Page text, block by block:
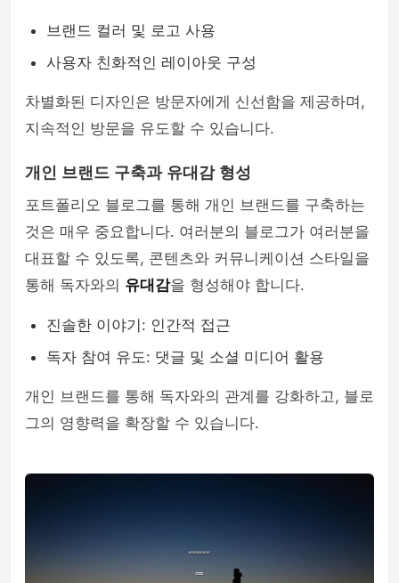
브랜드 컬러 및 로고 사용
사용자 친화적인 레이아웃 구성
차별화된 디자인은 방문자에게 신선함을 제공하며,
지속적인 방문을 유도할 수 있습니다.
개인 브랜드 구축과 유대감 형성
포트폴리오 블로그를 통해 개인 브랜드를 구축하는
것은 매우 중요합니다. 여러분의 블로그가 여러분을
대표할 수 있도록, 콘텐츠와 커뮤니케이션 스타일을
통해 독자와의 유대감을 형성해야 합니다.
진솔한 이야기: 인간적 접근
독자 참여 유도: 댓글 및 소셜 미디어 활용
개인 브랜드를 통해 독자와의 관계를 강화하고, 블로
그의 영향력을 확장할 수 있습니다.